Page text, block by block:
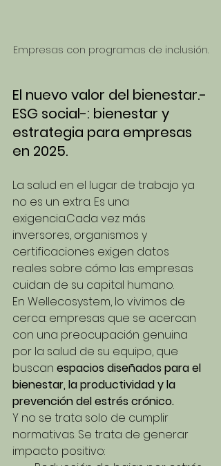
Empresas con programas de inclusión.
El nuevo valor del bienestar.-
ESG social-: bienestar y
estrategia para empresas
en 2025.
La salud en el lugar de trabajo ya
no es un extra. Es una
exigencia.Cada vez más
inversores, organismos y
certificaciones exigen datos
reales sobre cómo las empresas
cuidan de su capital humano.
En Wellecosystem, lo vivimos de
cerca: empresas que se acercan
con una preocupación genuina
por la salud de su equipo, que
buscan espacios diseñados para el
bienestar, la productividad y la
prevención del estrés crónico.
Y no se trata solo de cumplir
normativas. Se trata de generar
impacto positivo: